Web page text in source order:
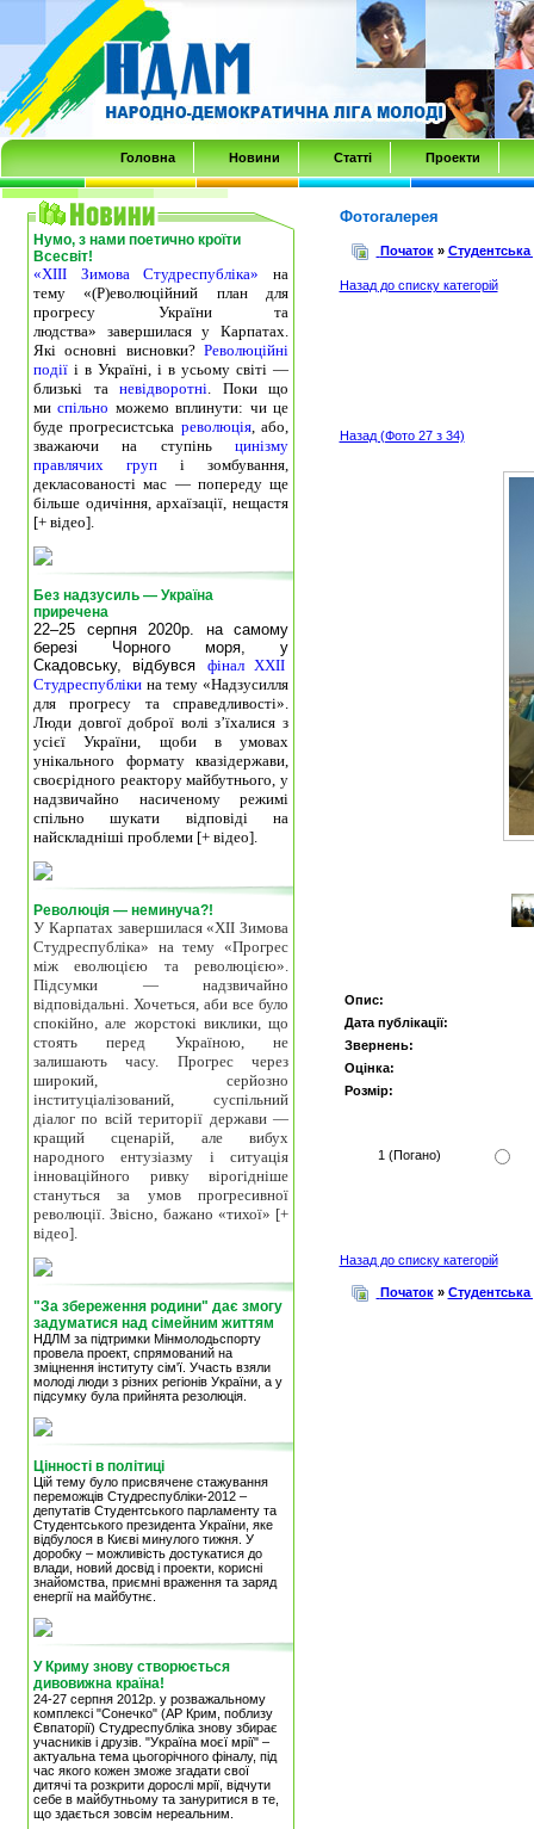
Transmenu
powered
by
JoomlArt.com
-
Mambo
Joomla
Professional
Templates
Club
Головна Новини Статті Проекти
Нумо, з нами поетично кроїти
Всесвіт!
«ХІІІ Зимова Студреспубліка» на
тему «(Р)еволюційний план для
прогресу України та
людства» завершилася у Карпатах.
Які основні висновки? Революційні
події і в Україні, і в усьому світі —
близькі та невідворотні. Поки що
миспільно можемо вплинути: чи це
буде прогресистська революція, або,
зважаючи на ступінь цинізму
правлячих груп і зомбування,
декласованості мас — попереду ще
більше одичіння, архаїзації, нещастя
[+ відео].
Без надзусиль — Україна
приречена
22–25 серпня 2020р. на самому
березі Чорного моря, у
Скадовську, відбувся фінал XXII
Студреспубліки на тему «Надзусилля
для прогресу та справедливості».
Люди довгої доброї волі з’їхалися з
усієї України, щоби в умовах
унікального формату квазідержави,
своєрідного реактору майбутнього, у
надзвичайно насиченому режимі
спільно шукати відповіді на
найскладніші проблеми [+ відео].
Революція — неминуча?!
У Карпатах завершилася «ХІІ Зимова
Студреспубліка» на тему «Прогрес
між еволюцією та революцією».
Підсумки — надзвичайно
відповідальні. Хочеться, аби все було
спокійно, але жорстокі виклики, що
стоять перед Україною, не
залишають часу. Прогрес через
широкий, серйозно
інституціалізований, суспільний
діалог по всій території держави —
кращий сценарій, але вибух
народного ентузіазму і ситуація
інноваційного ривку вірогідніше
стануться за умов прогресивної
революції. Звісно, бажано «тихої» [+
відео].
"За збереження родини" дає змогу
задуматися над сімейним життям
НДЛМ за підтримки Мінмолодьспорту
провела проект, спрямований на
зміцнення інституту сім'ї. Участь взяли
молоді люди з різних регіонів України, а у
підсумку була прийнята резолюція.
Цінності в політиці
Цій тему було присвячене стажування
переможців Студреспубліки-2012 –
депутатів Студентського парламенту та
Студентського президента України, яке
відбулося в Києві минулого тижня. У
доробку – можливість достукатися до
влади, новий досвід і проекти, корисні
знайомства, приємні враження та заряд
енергії на майбутнє.
У Криму знову створюється
дивовижна країна!
24-27 серпня 2012р. у розважальному
комплексі "Сонечко" (АР Крим, поблизу
Євпаторії) Студреспубліка знову збирає
учасників і друзів. "Україна моєї мрії" –
актуальна тема цьогорічного фіналу, під
час якого кожен зможе згадати свої
дитячі та розкрити дорослі мрії, відчути
себе в майбутньому та зануритися в те,
що здається зовсім нереальним.
Фотогалерея
Початок» Студентська
Назад до списку категорій
Назад (Фото 27 з 34)
Опис:
Дата публікації:
Звернень:
Оцінка:
Розмір:
1 (Погано)
Назад до списку категорій
Початок» Студентська